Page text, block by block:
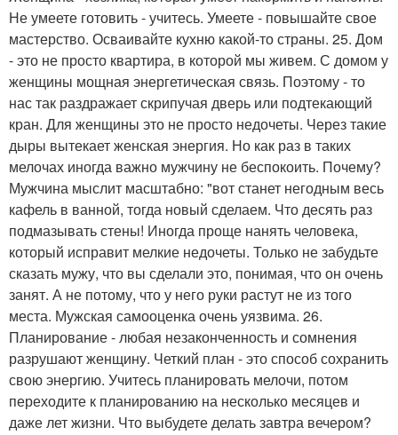
Не умеете готовить - учитесь. Умеете - повышайте свое
мастерство. Осваивайте кухню какой-то страны. 25. Дом
- это не просто квартира, в которой мы живем. С домом у
женщины мощная энергетическая связь. Поэтому - то
нас так раздражает скрипучая дверь или подтекающий
кран. Для женщины это не просто недочеты. Через такие
дыры вытекает женская энергия. Но как раз в таких
мелочах иногда важно мужчину не беспокоить. Почему?
Мужчина мыслит масштабно: "вот станет негодным весь
кафель в ванной, тогда новый сделаем. Что десять раз
подмазывать стены! Иногда проще нанять человека,
который исправит мелкие недочеты. Только не забудьте
сказать мужу, что вы сделали это, понимая, что он очень
занят. А не потому, что у него руки растут не из того
места. Мужская самооценка очень уязвима. 26.
Планирование - любая незаконченность и сомнения
разрушают женщину. Четкий план - это способ сохранить
свою энергию. Учитесь планировать мелочи, потом
переходите к планированию на несколько месяцев и
даже лет жизни. Что выбудете делать завтра вечером?